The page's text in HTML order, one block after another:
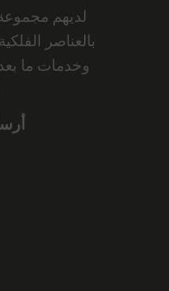
لديهم
بالعناصر
وخدمات ما